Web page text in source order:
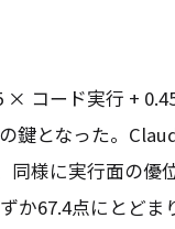
コード実行 +
鍵となった。
同様に実行面の
か67.4点にとど